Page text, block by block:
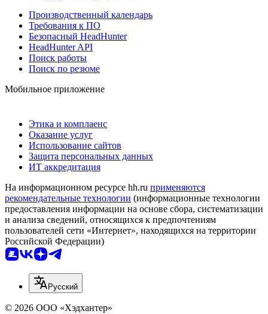
Производственный календарь
Требования к ПО
Безопасный HeadHunter
HeadHunter API
Поиск работы
Поиск по резюме
Мобильное приложение
Этика и комплаенс
Оказание услуг
Использование сайтов
Защита персональных данных
ИТ аккредитация
На информационном ресурсе hh.ru применяются
рекомендательные технологии (информационные технологии
предоставления информации на основе сбора, систематизации
и анализа сведений, относящихся к предпочтениям
пользователей сети «Интернет», находящихся на территории
Российской Федерации)
Русский
© 2026 ООО «Хэдхантер»